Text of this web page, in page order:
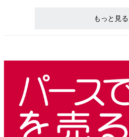
もっと見る